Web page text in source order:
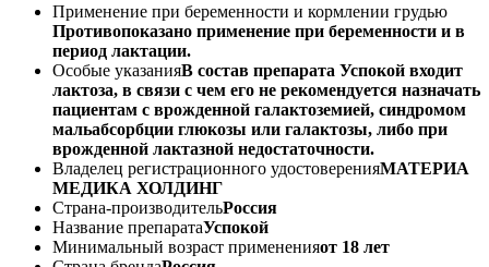
Применение при беременности и кормлении грудью
Противопоказано применение при беременности и в
период лактации.
Особые указанияВ состав препарата Успокой входит
лактоза, в связи с чем его не рекомендуется назначать
пациентам с врожденной галактоземией, синдромом
мальабсорбции глюкозы или галактозы, либо при
врожденной лактазной недостаточности.
Владелец регистрационного удостоверенияМАТЕРИА
МЕДИКА ХОЛДИНГ
Страна-производительРоссия
Название препаратаУспокой
Минимальный возраст примененияот 18 лет